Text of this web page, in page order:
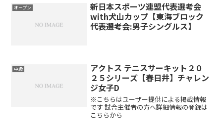
オープン
新日本スポーツ連盟代表選考会
with犬山カップ【東海ブロック
代表選考会:男子シングルス】
中級
アクトス テニスサーキット２０
２５シリーズ【春日井】チャレン
ジ女子D
※こちらはユーザー提供による掲載情報
です 試合主催者の方へ詳細情報の登録は
こちらから